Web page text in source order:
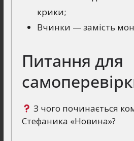
крики;
Вчинки — замість
Питання для
З чого починається
Стефаника «Новина»?